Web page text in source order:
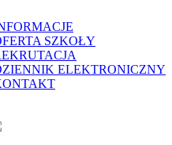
SZKOŁY
ELEKTRONICZNY